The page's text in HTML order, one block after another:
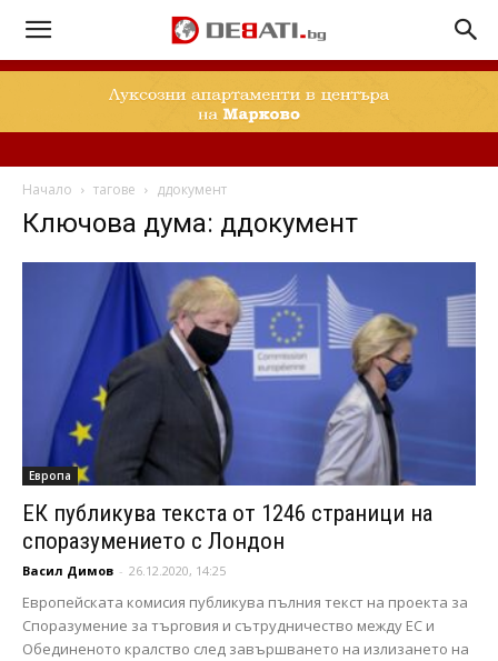
Начало тагове ддокумент
Ключова дума: ддокумент
Европа
ЕК публикува текста от 1246 страници на
споразумението с Лондон
Васил Димов - 26.12.2020, 14:25
Европейската комисия публикува пълния текст на проекта за
Споразумение за търговия и сътрудничество между ЕС и
Обединеното кралство след завършването на излизането на